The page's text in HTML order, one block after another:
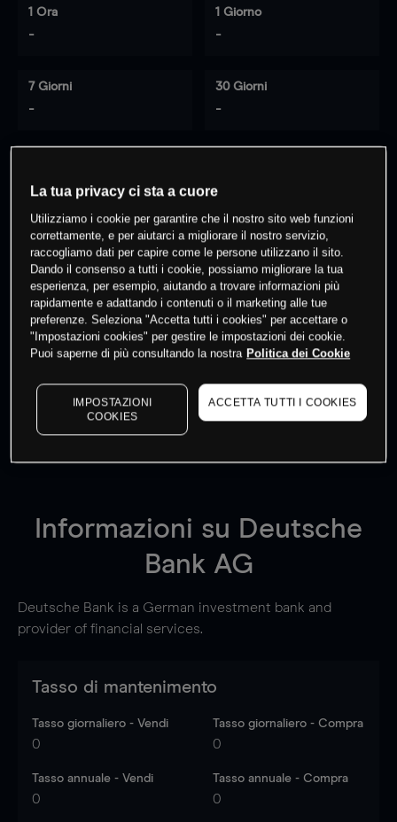
1 Ora
-
1 Giorno
-
7 Giorni
-
30 Giorni
-
0 % dei clienti hanno posizioni
questo prodotto
Fai trading
I prezzi sono solo indicativi. Accediper vedere gli ultimi
dati di mercato
to see latest market data
Informazioni su Deutsche
Bank AG
Deutsche Bank is a German investment bank and
provider of financial services.
Tasso di mantenimento
Tasso giornaliero - Vendi
0
Tasso giornaliero - Compra
0
Tasso annuale - Vendi
0
Tasso annuale - Compra
0
La tua privacy ci sta a cuore
Utilizziamo i cookie per garantire che il nostro sito web funzioni
correttamente, e per aiutarci a migliorare il nostro servizio,
raccogliamo dati per capire come le persone utilizzano il sito.
Dando il consenso a tutti i cookie, possiamo migliorare la tua
esperienza, per esempio, aiutando a trovare informazioni più
rapidamente e adattando i contenuti o il marketing alle tue
preferenze. Seleziona "Accetta tutti i cookies" per accettare o
"Impostazioni cookies" per gestire le impostazioni dei cookie.
Puoi saperne di più consultando la nostra Politica dei Cookie
IMPOSTAZIONI
COOKIES
ACCETTA TUTTI I COOKIES